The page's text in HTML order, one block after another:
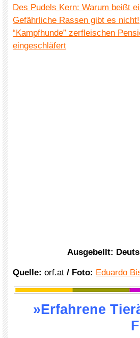
Des Pudels Kern: Warum beißt
Gefährliche Rassen gibt es nicht!
“Kampfhunde” zerfleischen
eingeschläfert
Ausgebellt:
Quelle: orf.at / Foto: Eduardo
»Erfahrene